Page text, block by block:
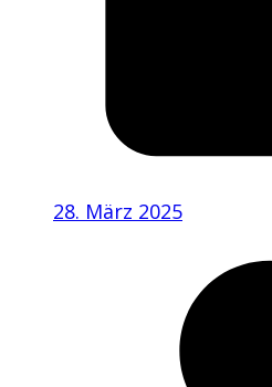
28. März 2025